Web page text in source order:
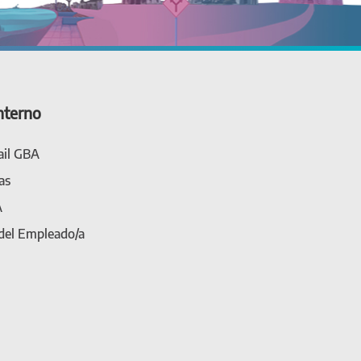
GBA
Empleado/a